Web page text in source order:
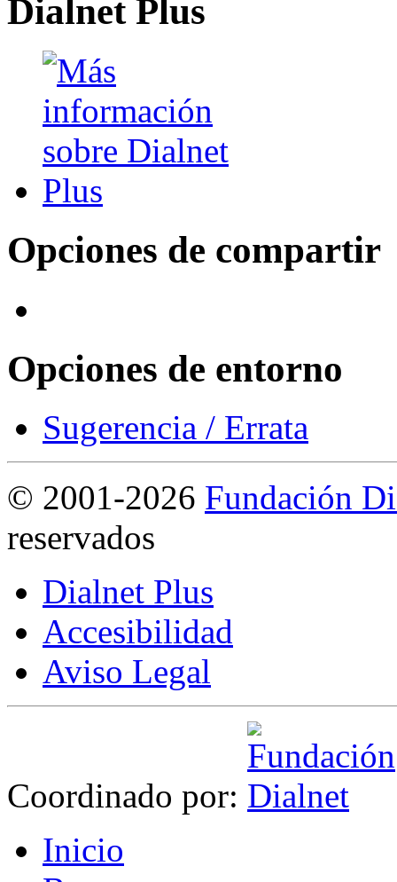
Dialnet Plus
Opciones de compartir
Opciones de entorno
Sugerencia / Errata
© 2001-2026 Fundación
reservados
Dialnet Plus
Accesibilidad
Aviso Legal
Coordinado por:
Inicio